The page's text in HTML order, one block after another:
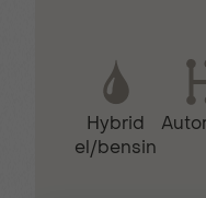
Inbyggd navigation
Hybrid
el/bensin